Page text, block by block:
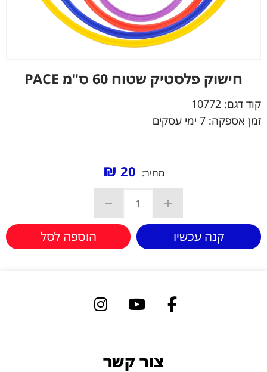
חישוק פלסטיק שטוח 60 ס"מ PACE
קוד דגם: 10772
זמן אספקה: 7 ימי עסקים
מחיר: 20
₪
קנה עכשיו הוספה לסל
צור קשר